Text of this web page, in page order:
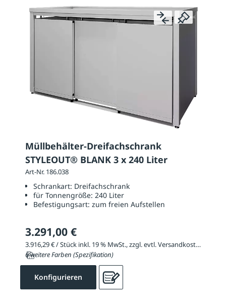
Müllbehälter-Dreifachschrank
STYLEOUT® BLANK 3 x 240 Liter
Art-Nr. 186.038
Schrankart: Dreifachschrank
für Tonnengröße: 240 Liter
Befestigungsart: zum freien Aufstellen
3.291,00 €
3.916,29 € / Stück inkl. 19 % MwSt., zzgl. evtl. Versandkosten
6 weitere Farben (Spezifikation)
Konfigurieren